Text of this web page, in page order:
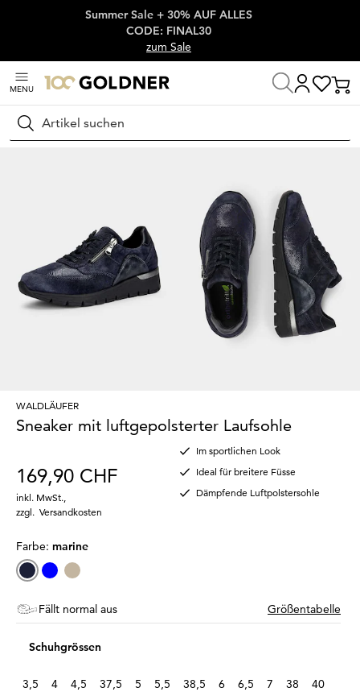
Überspringe Navigation, direkt zum Content
Summer Sale + 30% AUF ALLES
CODE: FINAL30
zum Sale
MENU
Suchen
Startseite Schuhe & Accessoires
WALDLÄUFER
Sneaker mit luftgepolsterter Laufsohle
169,90 CHF
inkl. MwSt.
zzgl. Versandkosten
Im sportlichen Look
Ideal für breitere Füsse
Dämpfende Luftpolstersohle
Farbe: marine
Fällt normal aus Größentabelle
Schuhgrössen
3,5 4 4,5 37,5 5 5,5 38,5 6 6,5 7 38
40